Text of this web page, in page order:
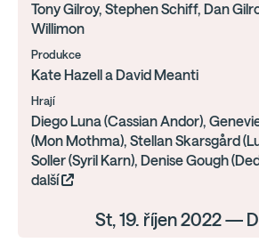
Tony Gilroy, Stephen Schiff, Dan
Willimon
Produkce
Kate Hazell a David Meanti
Hrají
Diego Luna (Cassian Andor),
(Mon Mothma), Stellan Skarsgård
Soller (Syril Karn), Denise Gough
další
St, 19. říjen 2022 —